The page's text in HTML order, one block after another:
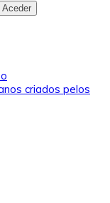
criados pelos